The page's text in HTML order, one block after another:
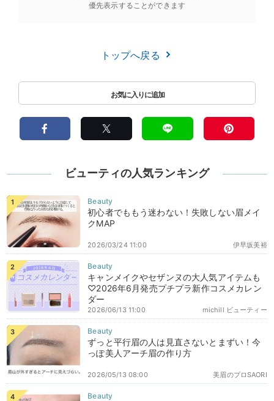
優先表示することができます
トップへ戻る
ビューティの人気ランキング
初心者でももう迷わない！失敗しない眉メイ
クMAP
伊早坂美裕
2026/03/24 11:00
キャンメイクやセザンヌの大人気アイテムも
♡2026年6月発売プチプラ新作コスメカレン
ダー
michill ビューティー
2026/06/13 11:00
ずっと平行眉の人は見直さないとまずい！今
っぽ美人アーチ眉の作り方
美眉のプロSAORI
2026/05/13 08:00